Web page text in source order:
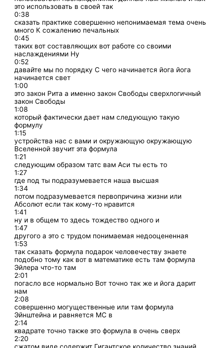
это использовать в своей так
0:38
сказать практике совершенно непонимаемая тема очень
много К сожалению печальных
0:45
таких вот составляющих вот работе со своими
наслаждениями Ну
0:52
давайте мы по порядку С чего начинается йога йога
начинается свет
1:00
это закон Рита а именно закон Свободы сверхлогичный
закон Свободы
1:08
который фактически дает нам следующую такую
формулу
1:15
устройства нас с вами и окружающую окружающую
Вселенной звучит эта формула
1:21
следующим образом татс вам Аси ты есть то
1:27
где под ты подразумевается наша высшая
1:34
потом подразумевается первопричина жизни или
Абсолют если так кому-то нравится
1:41
ну и в общем то здесь тождество одного и
1:47
другого а это с трудом понимаемая недооцененная
1:53
так сказать формула подарок человечеству знаете
подобно тому как вот в математике есть там формула
Эйлера что-то там
2:01
погасло все нормально Вот точно так же и йога дарит
нам
2:08
совершенно могущественные или там формула
Эйнштейна и равняется MC в
2:14
квадрате точно также это формула в очень сверх
2:20